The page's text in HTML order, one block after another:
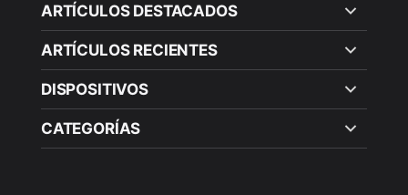
ARTÍCULOS DESTACADOS
ARTÍCULOS RECIENTES
DISPOSITIVOS
CATEGORÍAS